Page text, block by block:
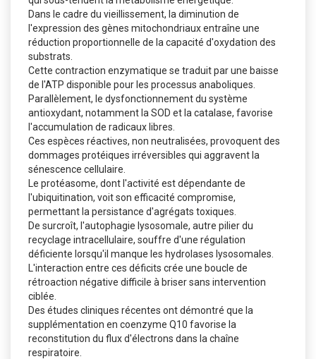
Dans le cadre du vieillissement, la diminution de
l'expression des gènes mitochondriaux entraîne une
réduction proportionnelle de la capacité d'oxydation des
substrats.
Cette contraction enzymatique se traduit par une baisse
de l'ATP disponible pour les processus anaboliques.
Parallèlement, le dysfonctionnement du système
antioxydant, notamment la SOD et la catalase, favorise
l'accumulation de radicaux libres.
Ces espèces réactives, non neutralisées, provoquent des
dommages protéiques irréversibles qui aggravent la
sénescence cellulaire.
Le protéasome, dont l'activité est dépendante de
l'ubiquitination, voit son efficacité compromise,
permettant la persistance d'agrégats toxiques.
De surcroît, l'autophagie lysosomale, autre pilier du
recyclage intracellulaire, souffre d'une régulation
déficiente lorsqu'il manque les hydrolases lysosomales.
L'interaction entre ces déficits crée une boucle de
rétroaction négative difficile à briser sans intervention
ciblée.
Des études cliniques récentes ont démontré que la
supplémentation en coenzyme Q10 favorise la
reconstitution du flux d'électrons dans la chaîne
respiratoire.